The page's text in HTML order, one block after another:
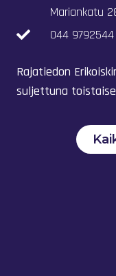
Mariankatu
044 9792544
Rajatiedon
suljettuna